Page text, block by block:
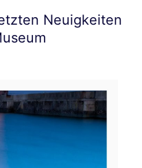
Neuigkeiten